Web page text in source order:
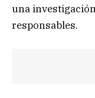
una
responsables.